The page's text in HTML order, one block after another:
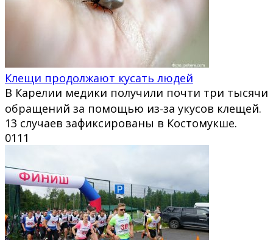
Клещи продолжают кусать людей
В Карелии медики получили почти три тысячи
обращений за помощью из‑за укусов клещей.
13 случаев зафиксированы в Костомукше.
0111